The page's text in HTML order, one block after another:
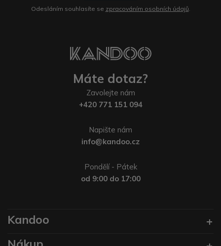
Odesláním souhlasíte se zpracováním osobních údajů
Máte dotaz?
Zavolejte nám
+420 771 151 094
Napište nám
info@kandoo.cz
Pondělí - Pátek
od 9:00 do 17:00
Kandoo